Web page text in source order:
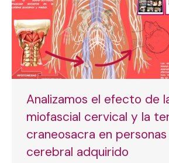
Analizamos el efecto de
miofascial cervical y la
craneosacra en
cerebral adquirido